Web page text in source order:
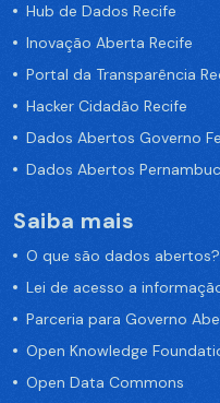
Hub de Dados Recife
Inovação Aberta Recife
Portal da Transparência
Hacker Cidadão Recife
Dados Abertos Governo
Dados Abertos
Saiba mais
O que são dados abertos?
Lei de acesso a
Parceria para Governo
Open Knowledge
Open Data Commons